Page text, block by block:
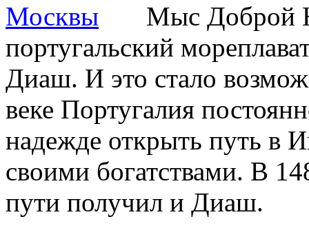
Мыс Доброй
португальский
Диаш. И это стало
веке Португалия
надежде открыть путь в
своими богатствами. В
пути получил и Диаш.